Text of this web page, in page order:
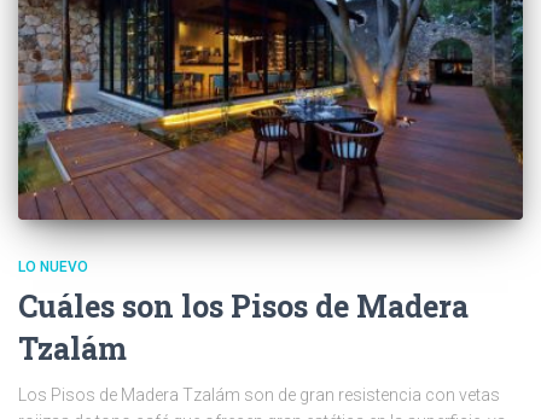
LO NUEVO
Cuáles son los Pisos de Madera
Tzalám
Los Pisos de Madera Tzalám son de gran resistencia con vetas